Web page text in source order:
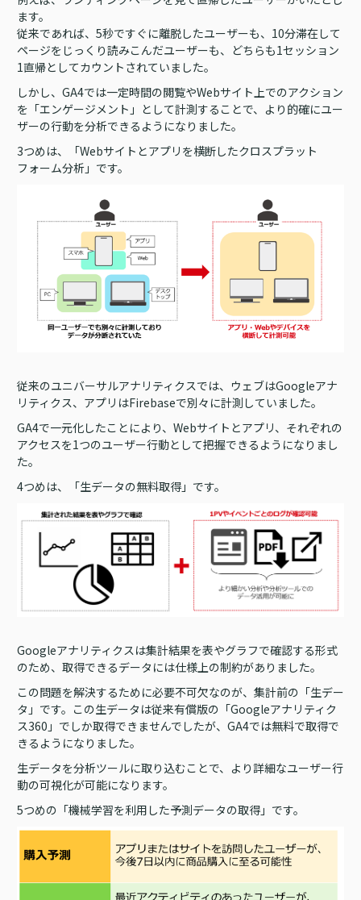
ます。
従来であれば、5秒ですぐに離脱したユーザーも、10分滞在して
ページをじっくり読みこんだユーザーも、どちらも1セッション
1直帰としてカウントされていました。
しかし、GA4では一定時間の閲覧やWebサイト上でのアクション
を「エンゲージメント」として計測することで、より的確にユー
ザーの行動を分析できるようになりました。
3つめは、「Webサイトとアプリを横断したクロスプラット
フォーム分析」です。
従来のユニバーサルアナリティクスでは、ウェブはGoogleアナ
リティクス、アプリはFirebaseで別々に計測していました。
GA4で一元化したことにより、Webサイトとアプリ、それぞれの
アクセスを1つのユーザー行動として把握できるようになりまし
た。
4つめは、「生データの無料取得」です。
Googleアナリティクスは集計結果を表やグラフで確認する形式
のため、取得できるデータには仕様上の制約がありました。
この問題を解決するために必要不可欠なのが、集計前の「生デー
タ」です。この生データは従来有償版の「Googleアナリティク
ス360」でしか取得できませんでしたが、GA4では無料で取得で
きるようになりました。
生データを分析ツールに取り込むことで、より詳細なユーザー行
動の可視化が可能になります。
5つめの「機械学習を利用した予測データの取得」です。